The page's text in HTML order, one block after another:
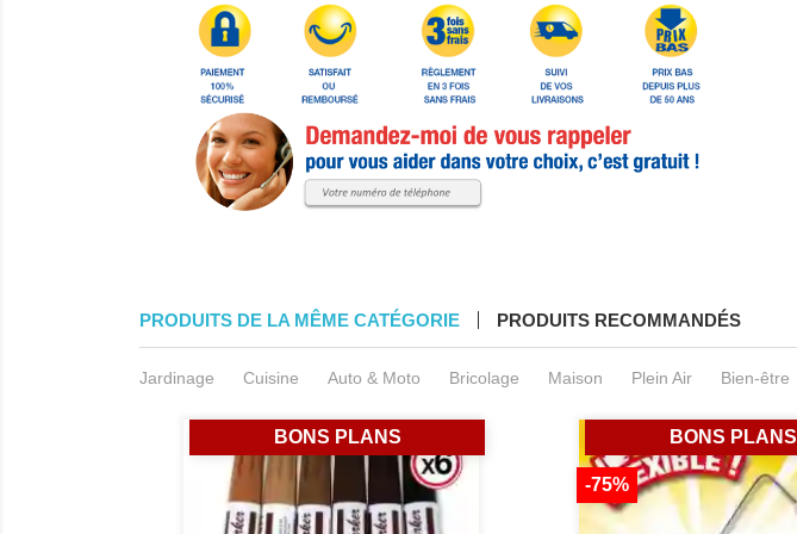
PRODUITS DE LA MÊME CATÉGORIE PRODUITS RECOMMANDÉS
Jardinage Cuisine Auto & Moto Bricolage Maison Plein Air Bien-être
BONS PLANS
-75%
BONS PLANS